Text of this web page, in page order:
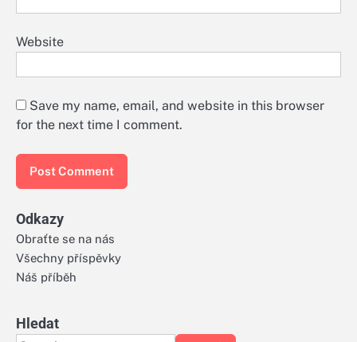
Website
Save my name, email, and website in this browser
for the next time I comment.
Odkazy
Obraťte se na nás
Všechny příspěvky
Náš příběh
Hledat